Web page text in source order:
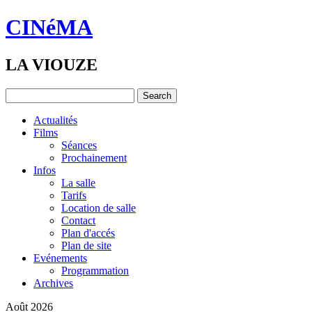
CINéMA
LA VIOUZE
Actualités
Films
Séances
Prochainement
Infos
La salle
Tarifs
Location de salle
Contact
Plan d'accés
Plan de site
Evénements
Programmation
Archives
Août 2026